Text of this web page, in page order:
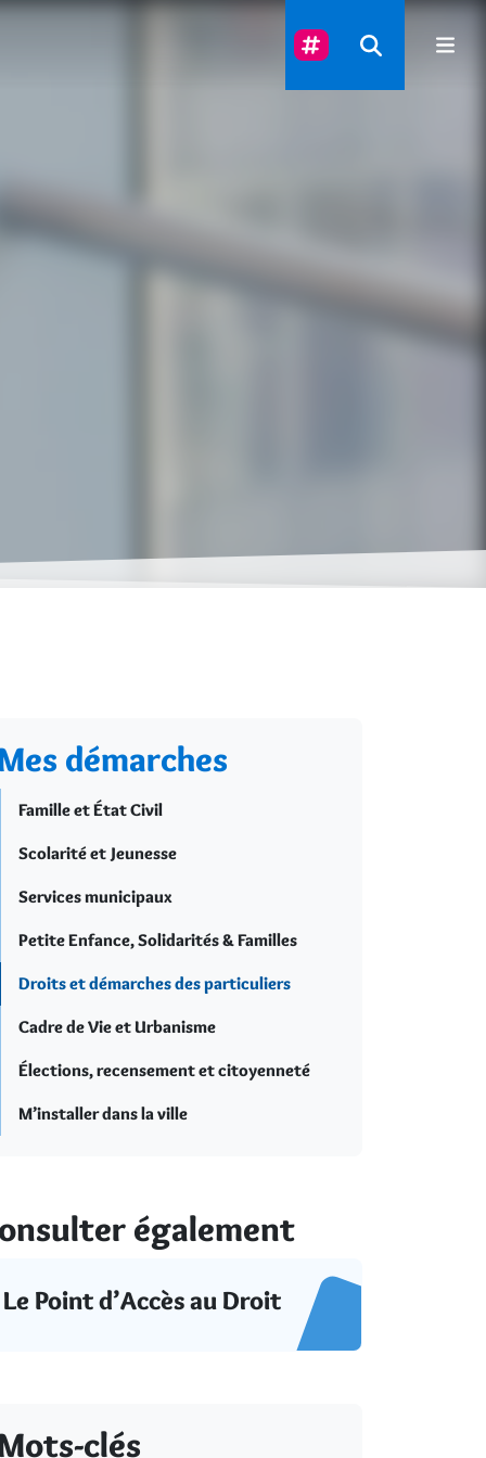
Suivez-Nous
démarches
Famille et État Civil
Scolarité et Jeunesse
Services municipaux
Petite Enfance, Solidarités & Familles
Droits et démarches des particuliers
Cadre de Vie et Urbanisme
Élections, recensement et citoyenneté
M’installer dans la ville
également
Le Point d’Accès au Droit
clés